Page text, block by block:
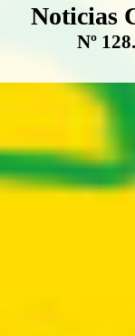
Boletín
Noticias
Nº